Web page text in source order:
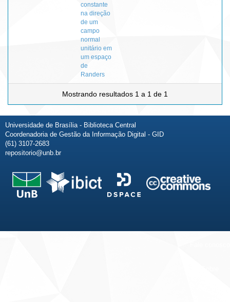
constante
na direção
de um
campo
normal
unitário em
um espaço
de
Randers
Mostrando resultados 1 a 1 de 1
Universidade de Brasília - Biblioteca Central
Coordenadoria de Gestão da Informação Digital - GID
(61) 3107-2683
repositorio@unb.br